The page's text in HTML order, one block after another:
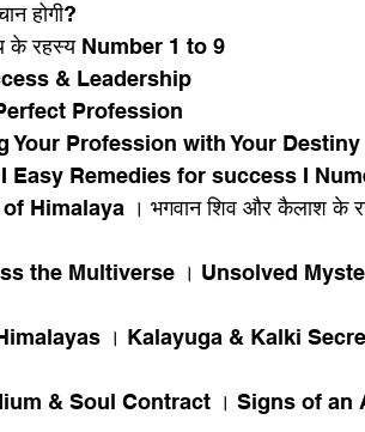
होगी?
के रहस्य Number 1 to 9
& Leadership
Profession
Your Profession with Your
Easy Remedies for success I
Himalaya । भगवान शिव और कैलाश के
the Multiverse । Unsolved
। Kalayuga & Kalki
& Soul Contract । Signs of an